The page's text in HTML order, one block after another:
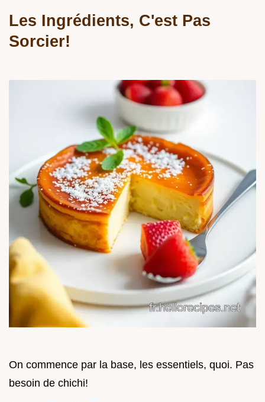
Les Ingrédients, C'est Pas
Sorcier!
On commence par la base, les essentiels, quoi. Pas
besoin de chichi!